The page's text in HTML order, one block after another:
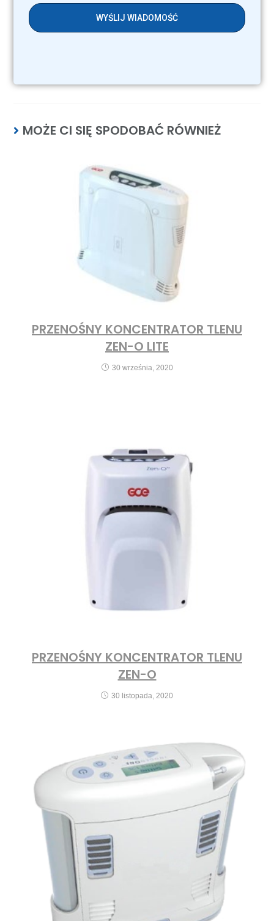
WYŚLIJ WIADOMOŚĆ
MOŻE CI SIĘ SPODOBAĆ RÓWNIEŻ
PRZENOŚNY KONCENTRATOR TLENU
ZEN-O LITE
30 września, 2020
PRZENOŚNY KONCENTRATOR TLENU
ZEN-O
30 listopada, 2020